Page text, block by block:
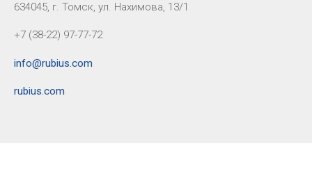
634045, г. Томск, ул. Нахимова, 13/1
+7 (38-22) 97-77-72
info@rubius.com
rubius.com